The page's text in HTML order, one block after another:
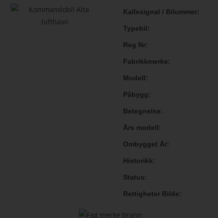
Kallesignal / Bilummer
Typebil
Reg Nr
Fabrikkmerke
Modell
Påbygg
Betegnelse
Års modell
Ombygget År
Historikk
Status
Rettigheter Bilde